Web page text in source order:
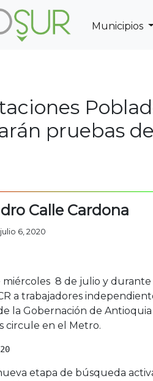
Municipios
pruebas
Calle Cardona
julio 6, 2020
miércoles 8 de julio y
a trabajadores
la Gobernación de
circule en el Metro.
etapa de búsqueda